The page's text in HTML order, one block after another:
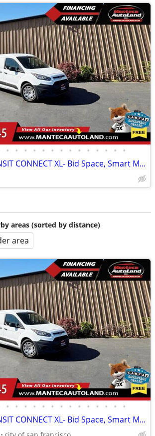
• • • • • • • • • • • • • •
2015 FORD TRANSIT CONNECT XL- Bid Space, Smart Move!
areas (sorted by distance)
area
• • • • • • • • • • • • • •
2015 FORD TRANSIT CONNECT XL- Bid Space, Smart Move!